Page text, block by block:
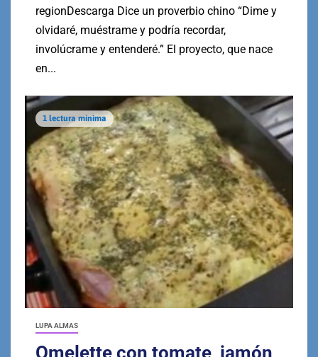
regionDescarga Dice un proverbio chino “Dime y
olvidaré, muéstrame y podría recordar,
involúcrame y entenderé.” El proyecto, que nace
en...
1 lectura mínima
LUPA ALMAS